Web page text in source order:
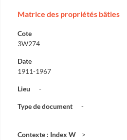
Matrice des propriétés bâties
Cote
3W274
Date
1911-1967
Lieu -
Type de document -
Contexte : Index W